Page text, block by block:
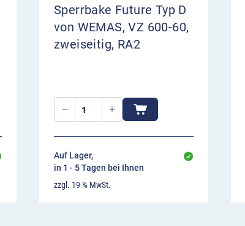
Sperrbake Future Typ D
von WEMAS, VZ 600-60,
zweiseitig, RA2
Auf Lager,
in 1 - 5 Tagen bei Ihnen
zzgl. 19 % MwSt.